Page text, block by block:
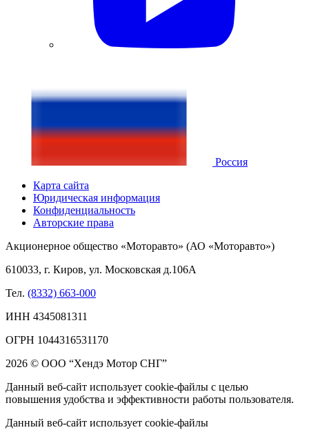
Россия
Карта сайта
Юридическая информация
Конфиденциальность
Авторские права
Акционерное общество «Моторавто» (АО «Моторавто»)
610033, г. Киров, ул. Московская д.106А
Тел. (8332) 663-000
ИНН 4345081311
ОГРН 1044316531170
2026 © ООО “Хендэ Мотор СНГ”
Данный веб-сайт использует cookie-файлы с целью
повышения удобства и эффективности работы пользователя.
Данный веб-сайт использует cookie-файлы